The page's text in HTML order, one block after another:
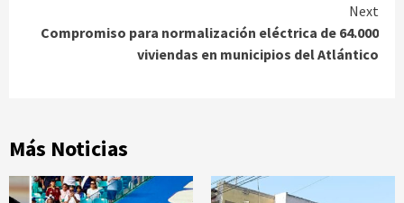
Next
Compromiso para normalización eléctrica de 64.000
viviendas en municipios del Atlántico
Más Noticias